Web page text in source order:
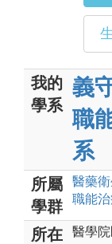
我的
學系
義
職
系
所屬
學群
醫藥
職能
所在
醫學